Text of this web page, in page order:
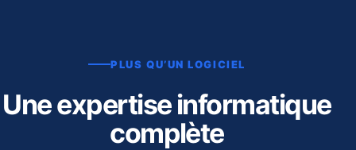
PLUS QU’UN LOGICIEL
Une expertise informatique
complète